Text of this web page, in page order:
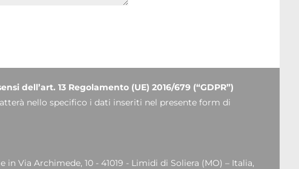
dell’art. 13 Regolamento (UE) 2016/679 (“GDPR”)
nello specifico i dati inseriti nel presente form di
Via Archimede, 10 - 41019 - Limidi di Soliera (MO) – Italia,